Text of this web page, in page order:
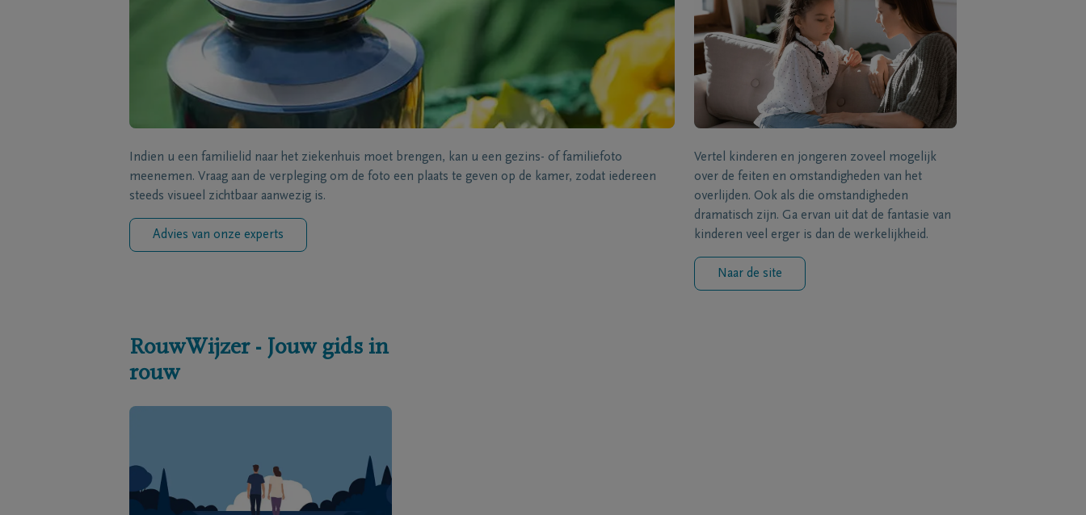
Indien u een familielid naar het ziekenhuis moet brengen, kan u een gezins- of familiefoto
meenemen. Vraag aan de verpleging om de foto een plaats te geven op de kamer, zodat iedereen
steeds visueel zichtbaar aanwezig is.
Advies van onze experts
Vertel kinderen en jongeren zoveel mogelijk
over de feiten en omstandigheden van het
overlijden. Ook als die omstandigheden
dramatisch zijn. Ga ervan uit dat de fantasie van
kinderen veel erger is dan de werkelijkheid.
Naar de site
RouwWijzer - Jouw gids in
rouw